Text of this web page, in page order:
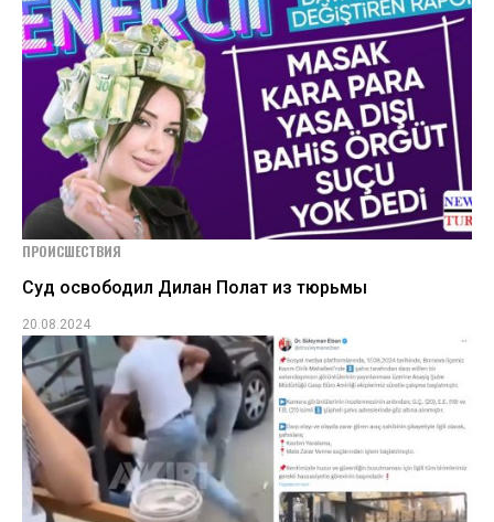
ПРОИСШЕСТВИЯ
Суд освободил Дилан Полат из тюрьмы
20.08.2024